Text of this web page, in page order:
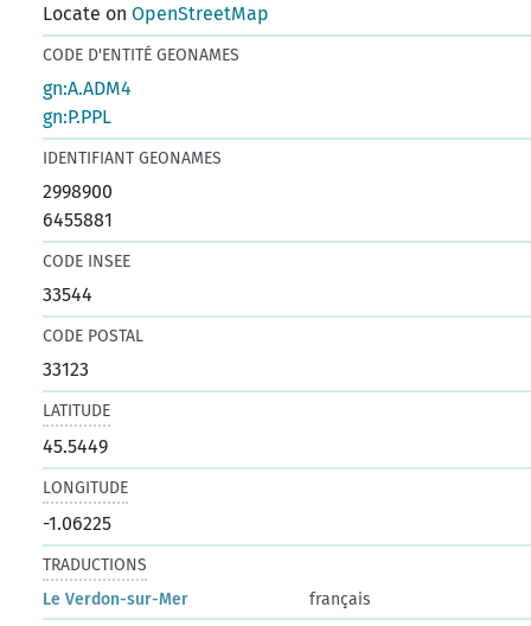
Locate onOpenStreetMap
CODE D'ENTITÉ GEONAMES
gn:A.ADM4
gn:P.PPL
IDENTIFIANT GEONAMES
2998900
6455881
CODE INSEE
33544
CODE POSTAL
33123
LATITUDE
45.5449
LONGITUDE
-1.06225
TRADUCTIONS
Le Verdon-sur-Mer
français